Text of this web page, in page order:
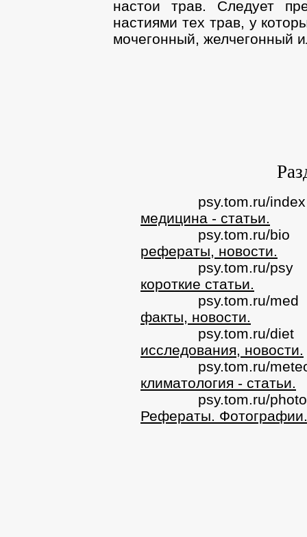
настои трав. Следует
настиями тех трав, у
мочегонный,
psy.tom.ru/
медицина - статьи.
psy.tom.ru/
рефераты, новости.
psy.tom.ru/psy
короткие статьи.
psy.tom.ru/
факты, новости.
psy.tom.ru/
исследования, новости.
psy.tom.ru/
климатология - статьи.
psy.tom.ru/
Рефераты. Фотографии.